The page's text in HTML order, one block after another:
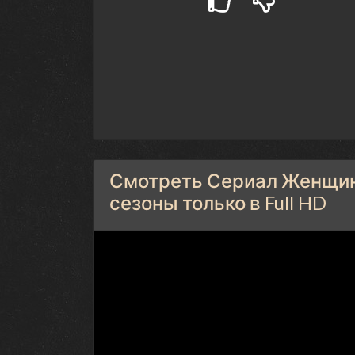
Смотреть Сериал
сезоны только в Full HD